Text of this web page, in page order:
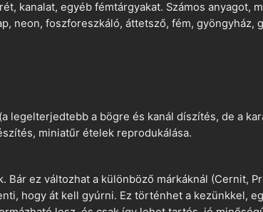
kanalat, egyéb fémtárgyakat. Számos anyagot,
neon, foszforeszkáló, áttetsző, fém, gyöngyház,
legelterjedtebb a bögre és kanál díszítés, de a
miniatűr ételek reprodukálása.
ez változhat a különböző márkáknál (Cernit,
hogy át kell gyúrni. Ez történhet a kezünkkel,